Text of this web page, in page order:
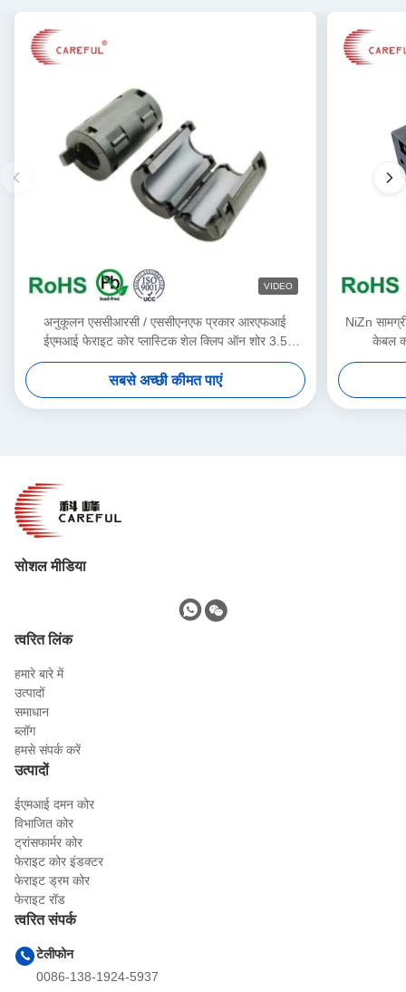
VIDEO
अनुकूलन एससीआरसी / एससीएनएफ प्रकार आरएफआई
ईएमआई फेराइट कोर प्लास्टिक शेल क्लिप ऑन शोर 3.5
मिमी-13 मिमी केबल के लिए
सबसे अच्छी कीमत पाएं
NiZn
केबल
सोशल मीडिया
त्वरित लिंक
हमारे बारे में
उत्पादों
समाधान
ब्लॉग
हमसे संपर्क करें
उत्पादों
ईएमआई दमन कोर
विभाजित कोर
ट्रांसफार्मर कोर
फेराइट कोर इंडक्टर
फेराइट ड्रम कोर
फेराइट रॉड
त्वरित संपर्क
टेलीफोन
0086-138-1924-5937